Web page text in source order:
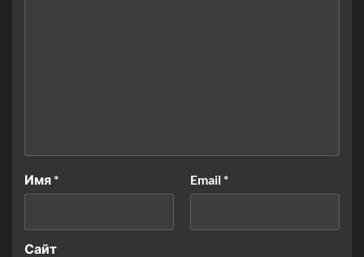
Имя* Email*
Сайт